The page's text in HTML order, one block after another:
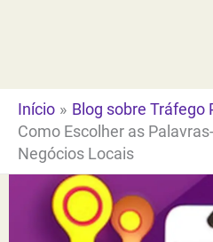
conteúdo
Início
Blog sobre Tráfego
Como Escolher as
Negócios Locais